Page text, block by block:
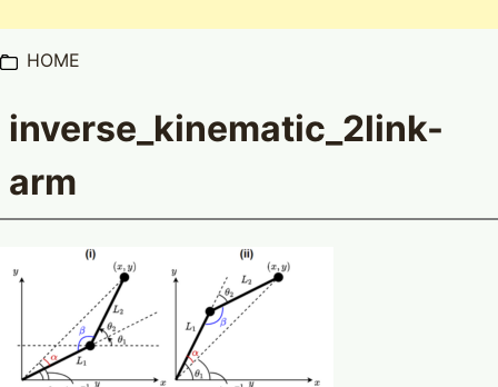
HOME
inverse_kinematic_2link-
arm